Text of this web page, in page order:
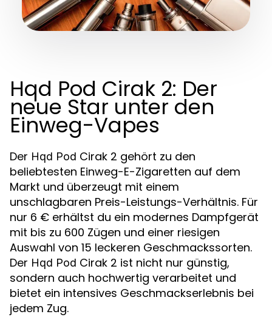
Hqd Pod Cirak 2: Der
neue Star unter den
Einweg-Vapes
Der Hqd Pod Cirak 2 gehört zu den
beliebtesten Einweg-E-Zigaretten auf dem
Markt und überzeugt mit einem
unschlagbaren Preis-Leistungs-Verhältnis. Für
nur 6 € erhältst du ein modernes Dampfgerät
mit bis zu 600 Zügen und einer riesigen
Auswahl von 15 leckeren Geschmackssorten.
Der Hqd Pod Cirak 2 ist nicht nur günstig,
sondern auch hochwertig verarbeitet und
bietet ein intensives Geschmackserlebnis bei
jedem Zug.